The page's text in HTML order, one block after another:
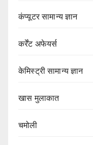
कंप्यूटर सामान्य ज्ञान
कर्रेंट अफेयर्स
केमिस्ट्री सामान्य ज्ञान
खास मुलाकात
चमोली